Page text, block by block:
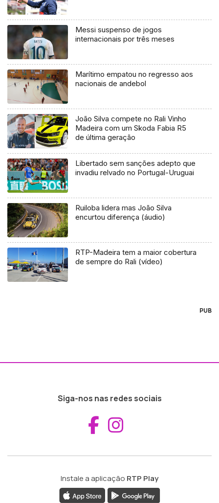
Messi suspenso de jogos
internacionais por três meses
Marítimo empatou no regresso aos
nacionais de andebol
João Silva compete no Rali Vinho
Madeira com um Skoda Fabia R5
de última geração
Libertado sem sanções adepto que
invadiu relvado no Portugal-Uruguai
Ruiloba lidera mas João Silva
encurtou diferença (áudio)
RTP-Madeira tem a maior cobertura
de sempre do Rali (vídeo)
PUB
Siga-nos nas redes sociais
Aceder ao
Instale a aplicação RTP Play